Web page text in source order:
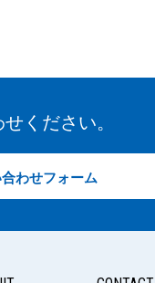
ください。
わせフォーム